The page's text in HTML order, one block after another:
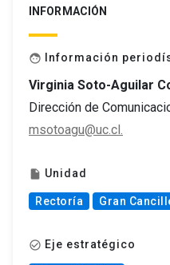
INFORMACIÓN
face Información
Virginia Soto-Aguilar
Dirección de
msotoagu@uc.cl.
insert_drive_file Unidad
Rectoría Gran
check_circle_outline Eje estratégico